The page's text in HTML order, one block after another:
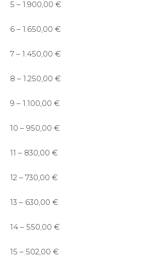
5 – 1.900,00 €
6 – 1.650,00 €
7 – 1.450,00 €
8 – 1.250,00 €
9 – 1.100,00 €
10 – 950,00 €
11 – 830,00 €
12 – 730,00 €
13 – 630,00 €
14 – 550,00 €
15 – 502,00 €